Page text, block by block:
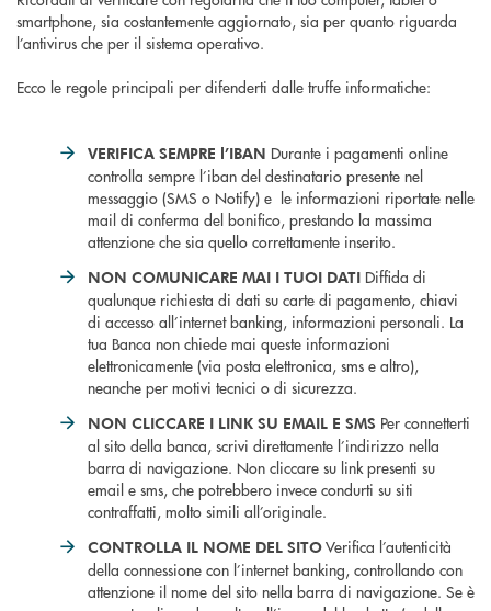
smartphone, sia costantemente aggiornato, sia per quanto riguarda
l’antivirus che per il sistema operativo.
Ecco le regole principali per difenderti dalle truffe informatiche:
VERIFICA SEMPRE l’IBAN Durante i pagamenti online
controlla sempre l’iban del destinatario presente nel
messaggio (SMS o Notify) e le informazioni riportate nelle
mail di conferma del bonifico, prestando la massima
attenzione che sia quello correttamente inserito.
NON COMUNICARE MAI I TUOI DATI Diffida di
qualunque richiesta di dati su carte di pagamento, chiavi
di accesso all’internet banking, informazioni personali. La
tua Banca non chiede mai queste informazioni
elettronicamente (via posta elettronica, sms e altro),
neanche per motivi tecnici o di sicurezza.
NON CLICCARE I LINK SU EMAIL E SMS Per connetterti
al sito della banca, scrivi direttamente l’indirizzo nella
barra di navigazione. Non cliccare su link presenti su
email e sms, che potrebbero invece condurti su siti
contraffatti, molto simili all’originale.
CONTROLLA IL NOME DEL SITOVerifica l’autenticità
della connessione con l’internet banking, controllando con
attenzione il nome del sito nella barra di navigazione. Se è